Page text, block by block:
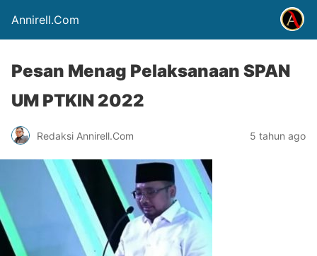
Annirell.Com
Pesan Menag Pelaksanaan SPAN
UM PTKIN 2022
Redaksi Annirell.Com 5 tahun ago